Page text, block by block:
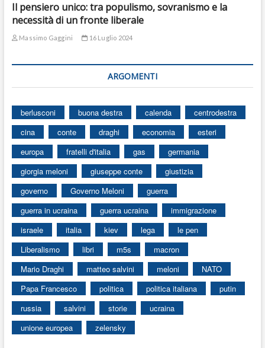
Il pensiero unico: tra populismo, sovranismo e la
necessità di un fronte liberale
Massimo Gaggini 16 Luglio 2024
ARGOMENTI
berlusconi buona destra calenda
centrodestra
cina
conte draghi economia
esteri
europa
fratelli d'italia gas
germania
giorgia meloni
giuseppe conte
giustizia
governo
Governo Meloni
guerra
guerra in ucraina
guerra ucraina
immigrazione
israele
italia kiev lega
le pen
Liberalismo
libri m5s
macron
Mario Draghi
matteo salvini meloni
NATO
Papa Francesco
politica politica italiana
putin
russia
salvini storie
ucraina
unione europea
zelensky